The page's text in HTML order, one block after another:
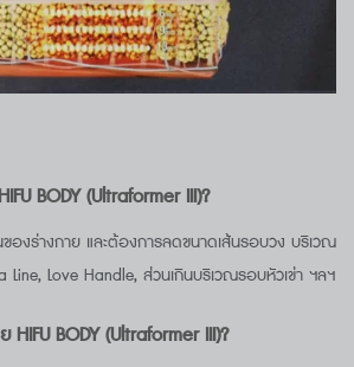
BODY (Ultraformer III)?
องร่างกาย และต้องการลดขนาดเส้นรอบวง บริเวณ
Line, Love Handle, ส่วนเกินบริเวณรอบหัวเข่า ฯลฯ
BODY (Ultraformer III)?